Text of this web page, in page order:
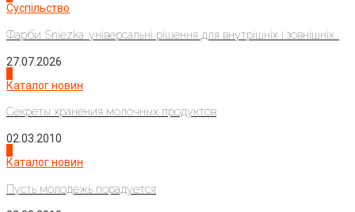
Суспільство
Фарби Sniezka: універсальні рішення для внутрішніх і зовнішніх...
27.07.2026
Каталог новин
Секреты хранения молочных продуктов
02.03.2010
Каталог новин
Пусть молодежь порадуется